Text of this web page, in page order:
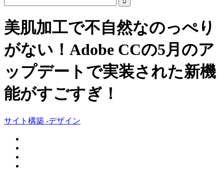
美肌加工で不自然なのっぺり
がない！Adobe CCの5月のア
ップデートで実装された新機
能がすごすぎ！
サイト構築 -デザイン